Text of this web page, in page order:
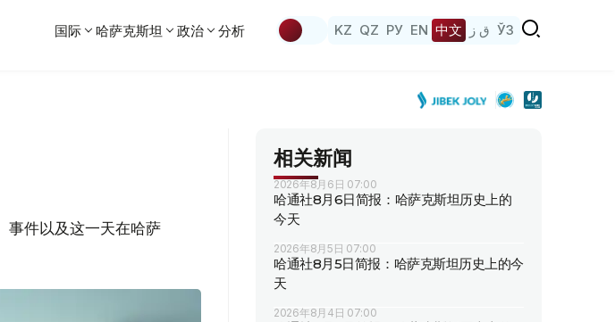
国际 哈萨克斯坦 政治 分析 KZ QZ РУ EN 中文 ق ز ЎЗ
事件以及这一天在哈萨
相关新闻
2026年8月6日 07:00
哈通社8月6日简报：哈萨克斯坦历史上的
今天
2026年8月5日 07:00
哈通社8月5日简报：哈萨克斯坦历史上的今
天
2026年8月4日 07:00